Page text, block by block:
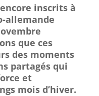
inscrits à
allemande
que ces
des moments
partagés qui
et
mois d’hiver.